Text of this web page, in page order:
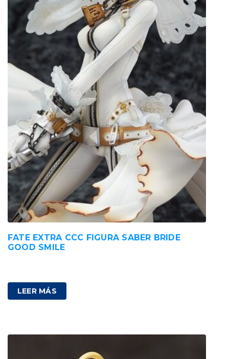
FATE EXTRA CCC FIGURA SABER BRIDE
GOOD SMILE
LEER MÁS